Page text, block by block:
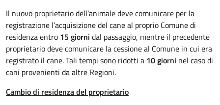
Il nuovo proprietario dell’animale deve comunicare per la
registrazione l’acquisizione del cane al proprio Comune di
residenza entro 15 giorni dal passaggio, mentre il precedente
proprietario deve comunicare la cessione al Comune in cui era
registrato il cane. Tali tempi sono ridotti a 10 giorni nel caso di
cani provenienti da altre Regioni.
Cambio di residenza del proprietario